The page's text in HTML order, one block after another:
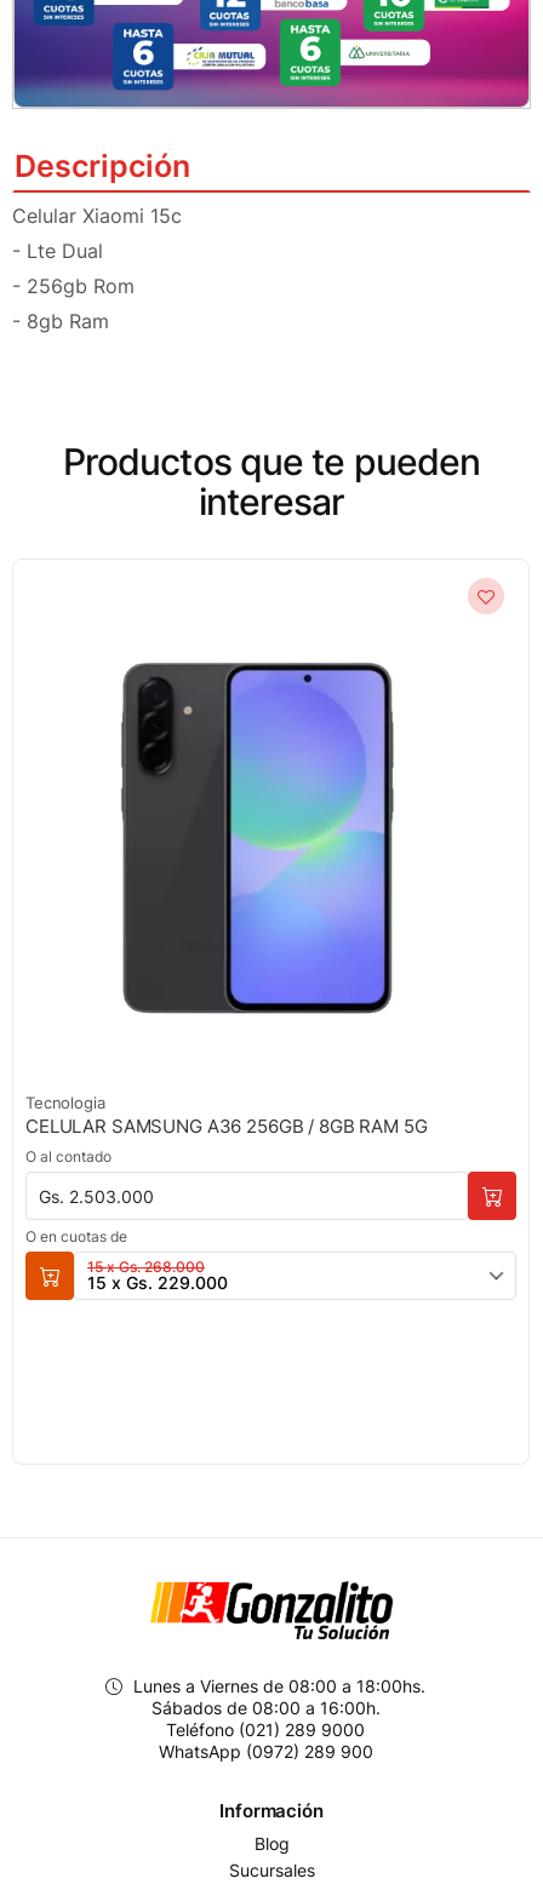
Descripción
Celular Xiaomi 15c
- Lte Dual
- 256gb Rom
- 8gb Ram
Productos que te pueden
interesar
Tecnologia
CELULAR SAMSUNG A36 256GB / 8GB RAM 5G
O al contado
Gs. 2.503.000
O en cuotas de
15 x Gs. 268.000
15 x Gs. 229.000
Lunes a Viernes de 08:00 a 18:00hs.
Sábados de 08:00 a 16:00h.
Teléfono (021) 289 9000
WhatsApp (0972) 289 900
Información
Blog
Sucursales